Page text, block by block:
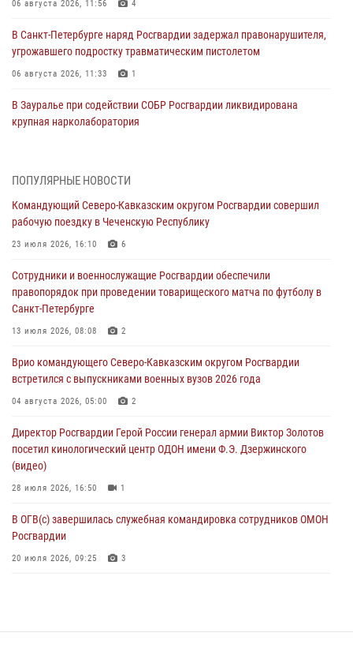
06 августа 2026, 11:56 4
В Санкт-Петербурге наряд Росгвардии задержал правонарушителя,
угрожавшего подростку травматическим пистолетом
06 августа 2026, 11:33 1
В Зауралье при содействии СОБР Росгвардии ликвидирована
крупная нарколаборатория
В Москве росгвардейцы задержали троих мужчин, устроивших
06 августа 2026, 11:20
Взрывотехники Росгвардии на Ставрополье обезвредили снаряд
06 августа 2026, 11:15
Подвиги героев‑росгвардейцев увековечили в новой музейной
экспозиции белгородского музея‑диорамы «Курская битва.
06 августа 2026, 10:30 3
Охрану общественного порядка и безопасность на футбольном
06 августа 2026, 10:13 1
ПОПУЛЯРНЫЕ НОВОСТИ
Командующий Северо-Кавказским округом Росгвардии совершил
рабочую поездку в Чеченскую Республику
23 июля 2026, 16:10 6
Сотрудники и военнослужащие Росгвардии обеспечили
правопорядок при проведении товарищеского матча по футболу в
Санкт-Петербурге
13 июля 2026, 08:08 2
Врио командующего Северо-Кавказским округом Росгвардии
встретился с выпускниками военных вузов 2026 года
04 августа 2026, 05:00 2
Директор Росгвардии Герой России генерал армии Виктор Золотов
посетил кинологический центр ОДОН имени Ф.Э. Дзержинского
(видео)
28 июля 2026, 16:50 1
В ОГВ(с) завершилась служебная командировка сотрудников ОМОН
Росгвардии
20 июля 2026, 09:25 3